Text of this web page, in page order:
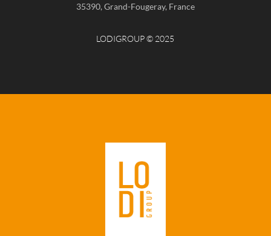
35390, Grand-Fougeray, France
LODIGROUP © 2025